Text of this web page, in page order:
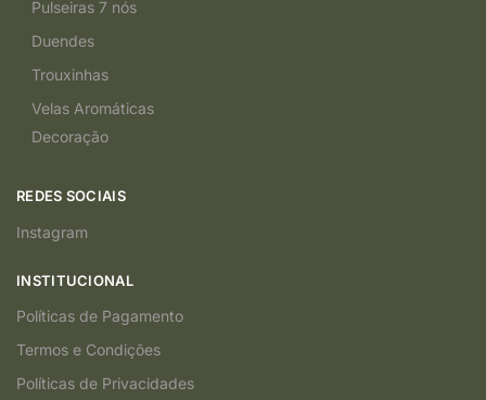
Pulseiras 7 nós
Duendes
Trouxinhas
Velas Aromáticas
Decoração
REDES SOCIAIS
Instagram
INSTITUCIONAL
Políticas de Pagamento
Termos e Condições
Políticas de Privacidades